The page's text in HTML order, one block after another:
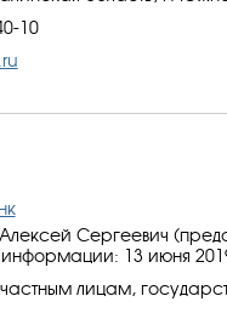
10
Сергеевич
13 июня
лицам,